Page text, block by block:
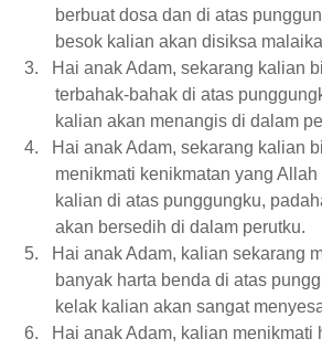
berbuat dosa dan di atas
besok kalian akan disiksa
3.
Hai anak Adam, sekarang kalian
terbahak-bahak di atas
kalian akan menangis di dalam
4.
Hai anak Adam, sekarang kalian
menikmati kenikmatan yang
kalian di atas punggungku,
akan bersedih di dalam perutku.
5.
Hai anak Adam, kalian sekarang
banyak harta benda di atas
kelak kalian akan sangat
6.
Hai anak Adam, kalian menikmati